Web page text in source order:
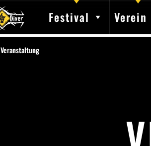
Festival Verein
Veranstaltung